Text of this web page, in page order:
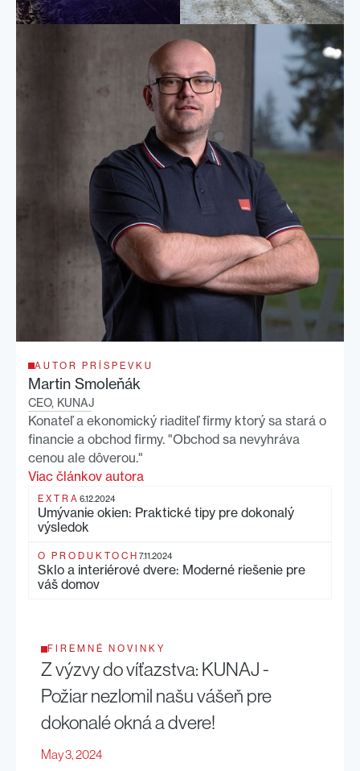
AUTOR PRÍSPEVKU
Martin Smoleňák
CEO, KUNAJ
Konateľ a ekonomický riaditeľ firmy ktorý sa stará o
financie a obchod firmy. "Obchod sa nevyhráva
cenou ale dôverou."
Viac článkov autora
EXTRA 6.12.2024
Umývanie okien: Praktické tipy pre dokonalý
výsledok
O PRODUKTOCH 7.11.2024
Sklo a interiérové dvere: Moderné riešenie pre
váš domov
FIREMNÉ NOVINKY
Z výzvy do víťazstva: KUNAJ -
Požiar nezlomil našu vášeň pre
dokonalé okná a dvere!
May 3, 2024